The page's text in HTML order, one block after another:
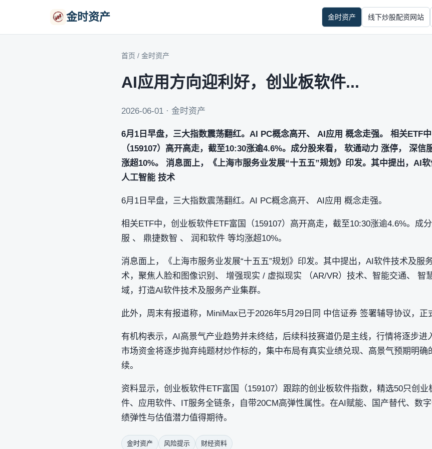
金时资产 金时资产 线下炒股配资网站
首页 / 金时资产
AI应用方向迎利好，创业板软件...
2026-06-01 · 金时资产
6月1日早盘，三大指数震荡翻红。AI PC概念高开、 AI应用 概念走强。 相关ETF
（159107）高开高走，截至10:30涨逾4.6%。成分股来看， 软通动力 涨停， 深
涨超10%。 消息面上，《上海市服务业发展“十五五”规划》印发。其中提出，AI
人工智能 技术
6月1日早盘，三大指数震荡翻红。AI PC概念高开、 AI应用 概念走强。
相关ETF中，创业板软件ETF富国（159107）高开高走，截至10:30涨逾4.6%。成
服 、 鼎捷数智 、 润和软件 等均涨超10%。
消息面上，《上海市服务业发展“十五五”规划》印发。其中提出，AI软件技术及服
术，聚焦人脸和图像识别、 增强现实 / 虚拟现实 （AR/VR）技术、智能交通、 智
域，打造AI软件技术及服务产业集群。
此外，周末有报道称，MiniMax已于2026年5月29日同 中信证券 签署辅导协议，正
有机构表示，AI高景气产业趋势并未终结，后续科技赛道仍是主线，行情将逐步进
市场资金将逐步抛弃纯题材炒作标的，集中布局有真实业绩兑现、高景气预期明
续。
资料显示，创业板软件ETF富国（159107）跟踪的创业板软件指数，精选50只创
件、应用软件、IT服务全链条，自带20CM高弹性属性。在AI赋能、国产替代、数
绩弹性与估值潜力值得期待。
金时资产 风险提示 财经资料